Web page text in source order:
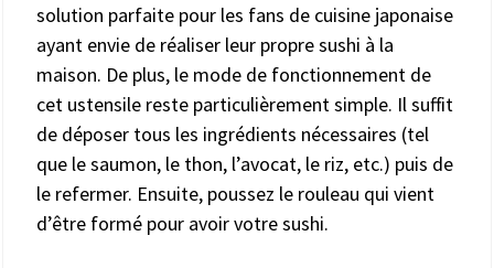
solution parfaite pour les fans de cuisine japonaise
ayant envie de réaliser leur propre sushi à la
maison. De plus, le mode de fonctionnement de
cet ustensile reste particulièrement simple. Il suffit
de déposer tous les ingrédients nécessaires (tel
que le saumon, le thon, l’avocat, le riz, etc.) puis de
le refermer. Ensuite, poussez le rouleau qui vient
d’être formé pour avoir votre sushi.